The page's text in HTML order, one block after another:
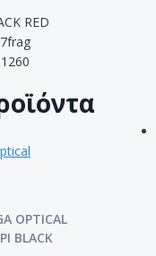
RED
OPTICAL
BLACK